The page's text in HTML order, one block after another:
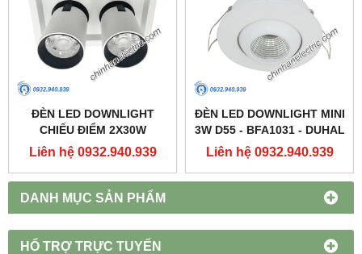
DANH MỤC SẢN PHẨM
HỔ TRỢ TRỰC TUYẾN
ĐÈN LED DOWNLIGHT
CHIẾU ĐIỂM 2X30W
250X137 - DFC2302 -
Liên hệ 0932.940.939
ĐÈN LED DOWNLIGHT MINI
3W D55 - BFA1031 - DUHAL
Liên hệ 0932.940.939